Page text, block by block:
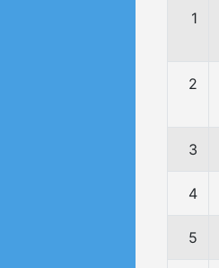
1
2
3
4
5